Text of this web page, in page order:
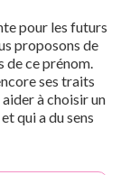
pour les futurs
proposons de
de ce prénom.
ses traits
à choisir un
qui a du sens